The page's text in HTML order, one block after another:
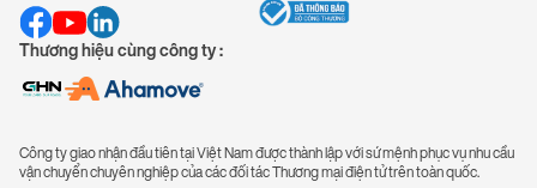
Thương hiệu cùng công ty :
Công ty giao nhận đầu tiên tại Việt Nam được thành lập với sứ mệnh phục vụ nhu cầu
vận chuyển chuyên nghiệp của các đối tác Thương mại điện tử trên toàn quốc.